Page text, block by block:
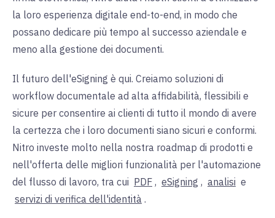
la loro esperienza digitale end-to-end, in modo che
possano dedicare più tempo al successo aziendale e
meno alla gestione dei documenti.
Il futuro dell'eSigning è qui. Creiamo soluzioni di
workflow documentale ad alta affidabilità, flessibili e
sicure per consentire ai clienti di tutto il mondo di avere
la certezza che i loro documenti siano sicuri e conformi.
Nitro investe molto nella nostra roadmap di prodotti e
nell'offerta delle migliori funzionalità per l'automazione
del flusso di lavoro, tra cui PDF , eSigning , analisi e
servizi di verifica dell'identità .